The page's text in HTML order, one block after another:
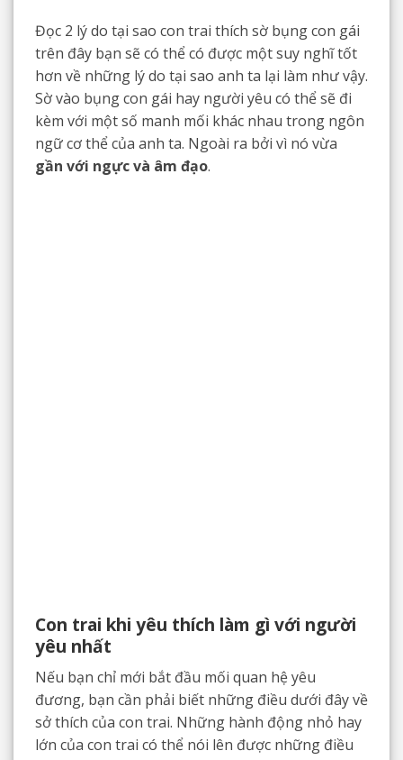
Đọc 2 lý do tại sao con trai thích sờ bụng con gái
trên đây bạn sẽ có thể có được một suy nghĩ tốt
hơn về những lý do tại sao anh ta lại làm như vậy.
Sờ vào bụng con gái hay người yêu có thể sẽ đi
kèm với một số manh mối khác nhau trong ngôn
ngữ cơ thể của anh ta. Ngoài ra bởi vì nó vừa
gần với ngực và âm đạo.
Con trai khi yêu thích làm gì với người
yêu nhất
Nếu bạn chỉ mới bắt đầu mối quan hệ yêu
đương, bạn cần phải biết những điều dưới đây về
sở thích của con trai. Những hành động nhỏ hay
lớn của con trai có thể nói lên được những điều